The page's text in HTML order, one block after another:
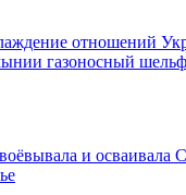
отношений
газоносный шельф
и осваивала